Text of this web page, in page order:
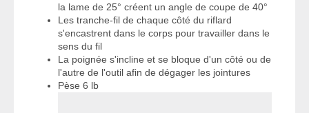
la lame de 25° créent un angle de coupe de 40°
Les tranche-fil de chaque côté du riflard
s'encastrent dans le corps pour travailler dans le
sens du fil
La poignée s'incline et se bloque d'un côté ou de
l'autre de l'outil afin de dégager les jointures
Pèse 6 lb